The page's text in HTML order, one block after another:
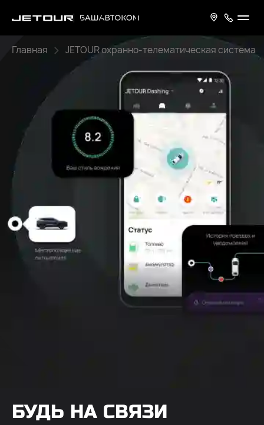
Главная JETOUR охранно-телематическая система
БУДЬ НА СВЯЗИ